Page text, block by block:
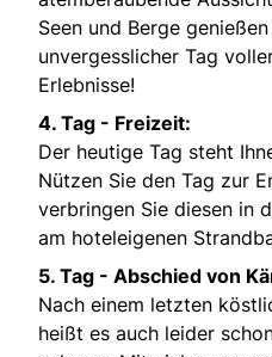
Seen und Berge
unvergesslicher Tag
Erlebnisse!
4. Tag - Freizeit:
Der heutige Tag steht
Nützen Sie den Tag zur
verbringen Sie diesen in
am hoteleigenen
5. Tag - Abschied von
Nach einem letzten
heißt es auch leider